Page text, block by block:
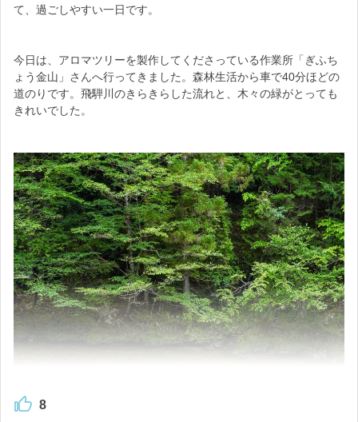
いきます。
て、過ごしやすい一日です。
今日は、アロマツリーを製作してくださっている作業所「ぎふち
ょう金山」さんへ行ってきました。森林生活から車で40分ほどの
道のりです。飛騨川のきらきらした流れと、木々の緑がとっても
きれいでした。
8